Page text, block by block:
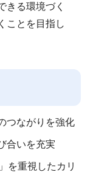
きる環境づく
ことを目指し
つながりを強化
合いを充実
を重視したカリ